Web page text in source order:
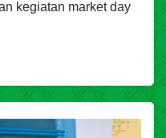
kegiatan market day